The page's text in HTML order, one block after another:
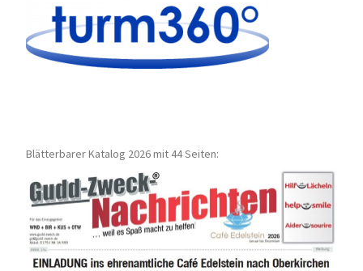
Blätterbarer Katalog 2026 mit 44 Seiten: